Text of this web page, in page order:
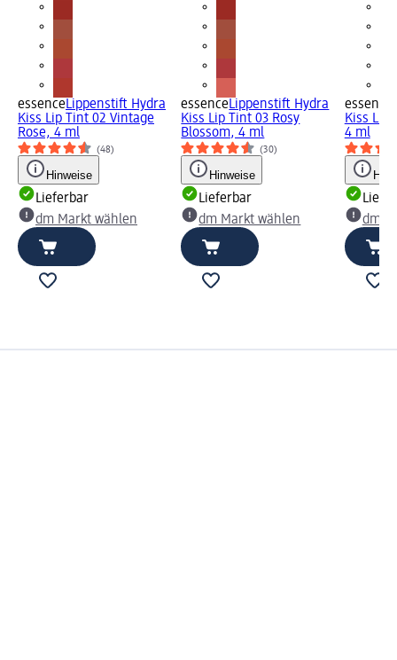
essenceLippenstift Hydra
Kiss Lip Tint 02 Vintage
Rose, 4 ml
(48)
Hinweise
Lieferbar
dm Markt wählen
essenceLippenstift Hydra
Kiss Lip Tint 03 Rosy
Blossom, 4 ml
(30)
Hinweise
Lieferbar
dm Markt wählen
essence
Kiss Lip
4 ml
dm